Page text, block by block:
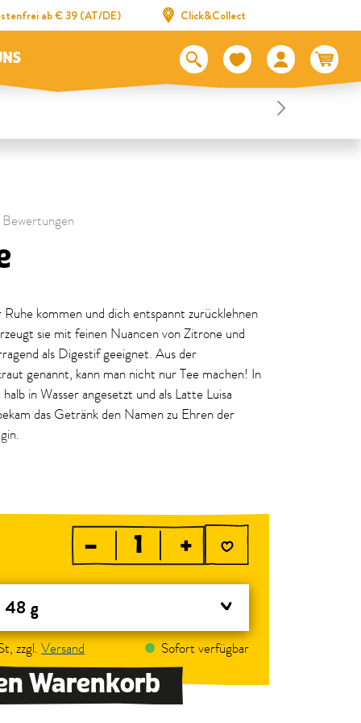
ab € 39 (AT/DE) Click&Collect
kommen und dich entspannt zurücklehnen
sie mit feinen Nuancen von Zitrone und
als Digestif geeignet. Aus der
genannt, kann man nicht nur Tee machen! In
in Wasser angesetzt und als Latte Luisa
das Getränk den Namen zu Ehren der
SONNENTOR Geschäften sowie in der
– +
48 g
zzgl. Versand Sofort verfügbar
Warenkorb